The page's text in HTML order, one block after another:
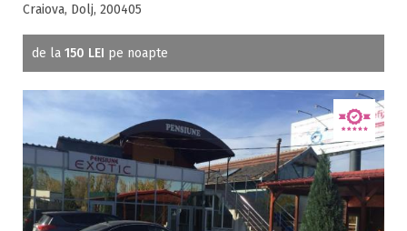
Craiova, Dolj, 200405
de la 150 LEI pe noapte